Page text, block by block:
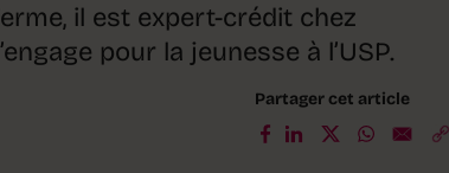
il est expert-crédit chez
pour la jeunesse à l’USP.
Partager cet article